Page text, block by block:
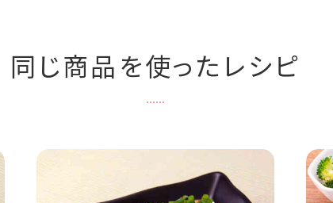
同じ商品を使ったレシピ